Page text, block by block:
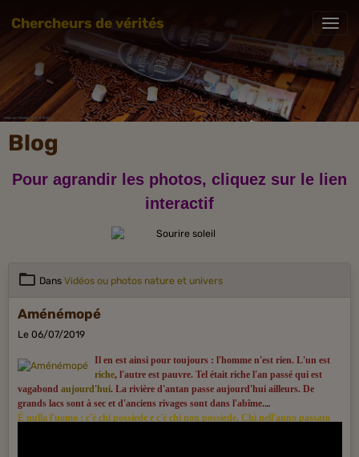
Chercheurs de vérités
Blog
Pour agrandir les photos, cliquez sur le lien
interactif
Dans Vidéos ou photos nature et univers
Aménémopé
Le 06/07/2019
Il en est ainsi pour toujours : l'homme n'est rien. L'un est
riche, l'autre est pauvre. Tel était riche l'an passé qui est
vagabond aujourd'hui. La rivière d'antan passe aujourd'hui ailleurs. De
grands lacs sont à sec et d'anciens rivages sont dans l'abîme.
È nulla l'uomo : c'è chi possiede e c'è chi non possiede. Chi nell'anno passato